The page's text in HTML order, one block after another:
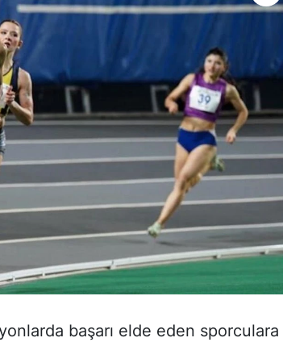
başarı elde eden sporculara